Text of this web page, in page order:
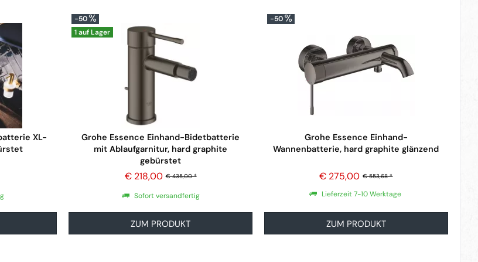
XL-
-50
1 auf Lager
Grohe Essence Einhand-Bidetbatterie
mit Ablaufgarnitur, hard graphite
gebürstet
€ 435,00 *
€ 218,00
Sofort versandfertig
ZUM PRODUKT
-50
Grohe Essence Einhand-
Wannenbatterie, hard graphite glänzend
€ 553,68 *
€ 275,00
Lieferzeit 7-10 Werktage
ZUM PRODUKT